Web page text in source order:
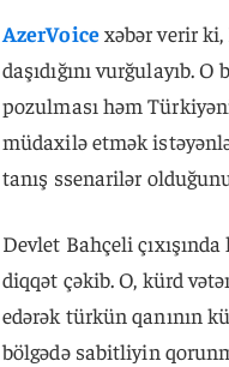
AzerVoicexəbər verir
daşıdığını vurğulayıb.
pozulması həm
müdaxilə etmək
tanış ssenarilər
Devlet Bahçeli
diqqət çəkib. O, kürd
edərək türkün qanının
bölgədə sabitliyin